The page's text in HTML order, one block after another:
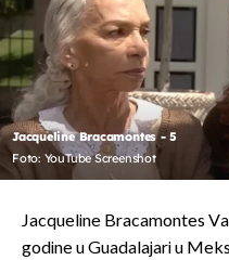
Jacqueline Bracamontes - 5
Foto: YouTube Screenshot
Jacqueline Bracamontes
godine u Guadalajari u